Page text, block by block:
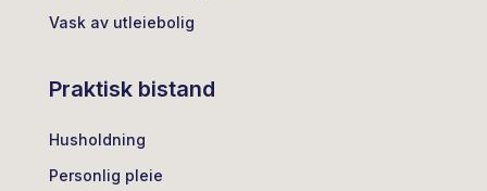
Vask av utleiebolig
Praktisk bistand
Husholdning
Personlig pleie